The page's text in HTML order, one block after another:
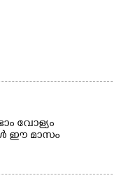
വോള്യം
ഈ മാസം